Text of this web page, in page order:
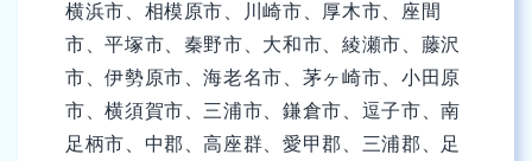
横浜市、相模原市、川崎市、厚木市、座間
市、平塚市、秦野市、大和市、綾瀬市、藤沢
市、伊勢原市、海老名市、茅ヶ崎市、小田原
市、横須賀市、三浦市、鎌倉市、逗子市、南
足柄市、中郡、高座群、愛甲郡、三浦郡、足